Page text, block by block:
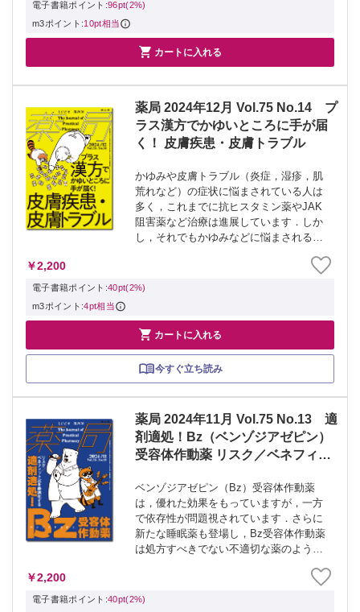
電子書籍ポイント:96pt(2%)
m3ポイント:10pt相当
 カートに入れる
薬局 2024年12月 Vol.75 No.14 プ
ラス漢方でかゆいところに手が届
く！ 皮膚疾患・皮膚トラブル
かゆみや皮膚トラブル（炎症，湿疹，肌
荒れなど）の症状に悩まされている人は
多く，これまでに抗ヒスタミン薬やJAK
阻害薬など治療は進展しています．しか
し，それでもかゆみなどに悩まされる患
「プラス漢方薬」がかゆみや皮膚の症状
をやわらげる力になります．本特集で
￥2,200
電子書籍ポイント:40pt(2%)
m3ポイント:4pt相当
 カートに入れる
今すぐ立ち読み
薬局 2024年11月 Vol.75 No.13 適
剤適処！Bz（ベンゾジアゼピン）
受容体作動薬 リスク／ベネフィッ
ベンゾジアゼピン（Bz）受容体作動薬
は，優れた効果をもっていますが，一方
で依存性が問題視されています．さらに
新たな睡眠薬も登場し，Bz受容体作動薬
は処方すべきでない不適切な薬のように
た．しかし臨床現場では，有効性と安全
性のバランスを最適化した適正使用が求
￥2,200
電子書籍ポイント:40pt(2%)